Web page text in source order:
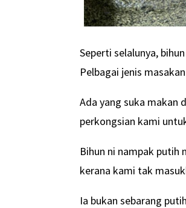
Seperti selalunya,
Pelbagai jenis
Ada yang suka makan
perkongsian kami
Bihun ni nampak putih
kerana kami tak
Ia bukan sebarang